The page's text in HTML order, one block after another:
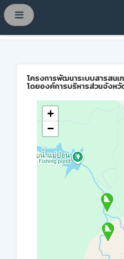
โครงการพัฒนาระบบสารสนเ
โดยองค์การบริหารส่วนจังหวั
+
−